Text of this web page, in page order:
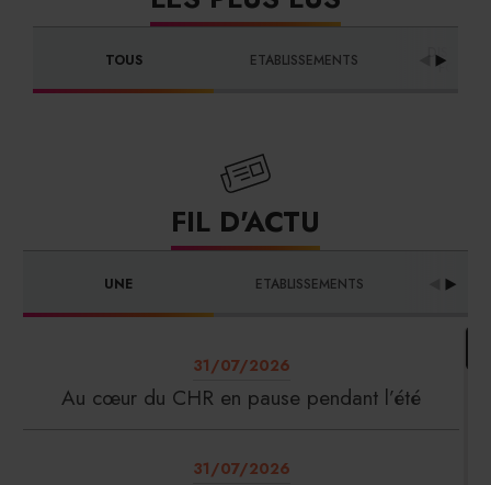
TOUS ETABLISSEMENTS
FIL D'ACTU
UNE ETABLISSEMENTS
31/07/2026
Au cœur du CHR en pause pendant l’été
31/07/2026